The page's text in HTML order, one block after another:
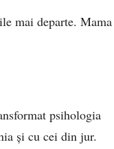
mai departe. Mama
psihologia
și cu cei din jur.